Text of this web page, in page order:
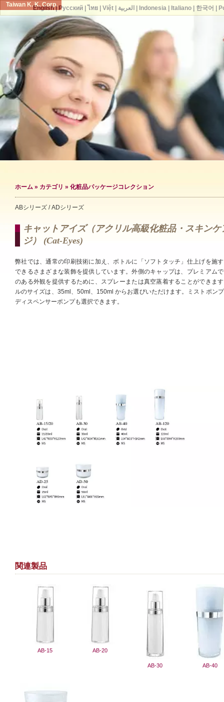
Taiwan K. K. Corp.
ホーム » カテゴリ » 化粧品パッケージコレクション
ABシリーズ / ADシリーズ
キャットアイズ（アクリル高級化粧品・スキンケ
ジ） (cat-Eyes)
弊社では、通常の印刷技術に加え、ボトルに「ソフトタッチ」仕上げを施
できるさまざまな装飾を提供しています。外側のキャップは、プレミアム
のある外観を提供するために、スプレーまたは真空蒸着することができま
ルのサイズは、35ml、50ml、150ml からお選びいただけます。ミストポン
ディスペンサーポンプも選択できます。
関連製品
AB-15 AB-20
AB-30 AB-40
English| Русский| ไทย| Việt| العربية Indonesia| Italiano| 한국어